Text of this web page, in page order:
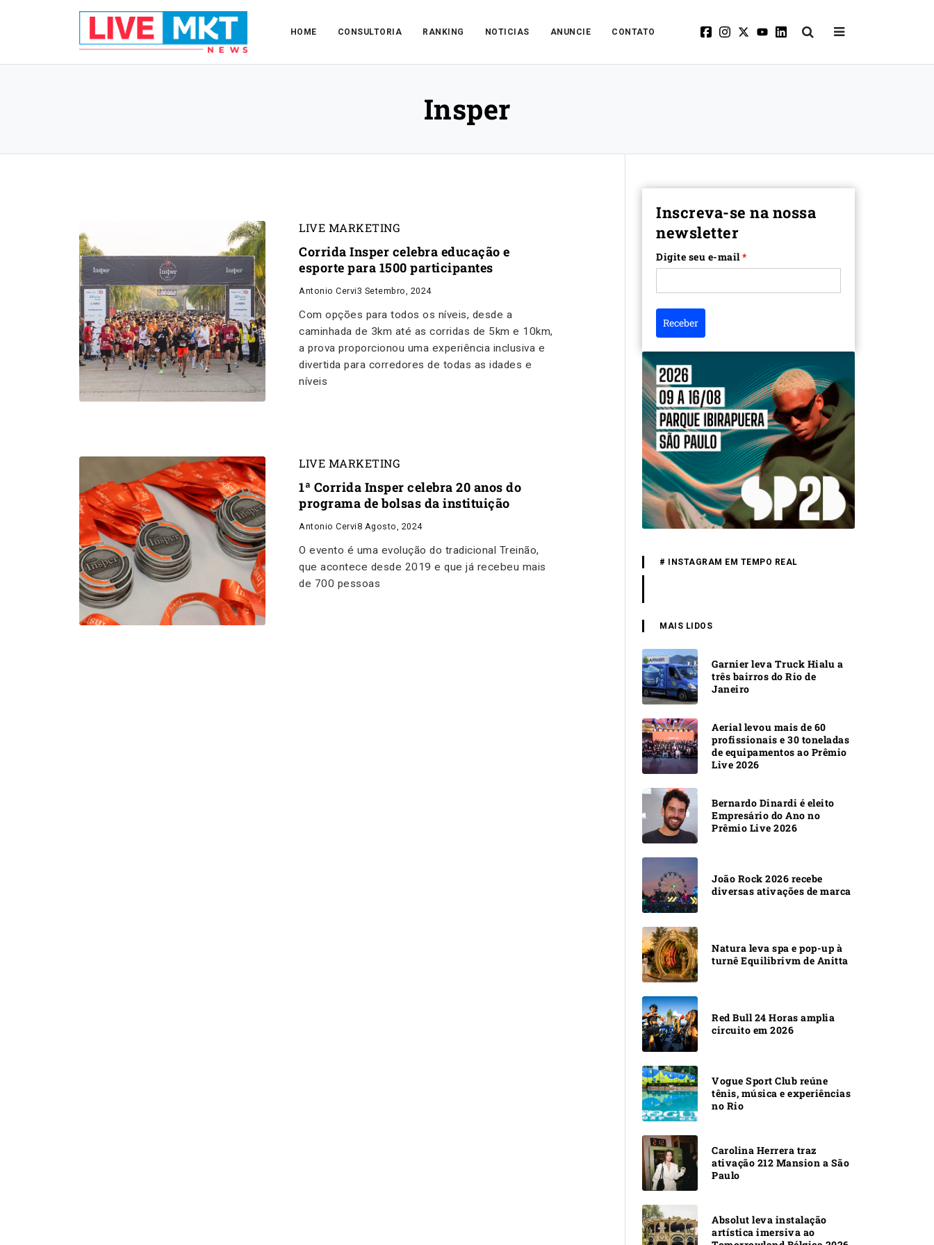
HOME CONSULTORIA RANKING NOTICIAS ANUNCIE CONTATO
Insper
LIVE MARKETING
Corrida Insper celebra educação e
esporte para 1500 participantes
Antonio Cervi3 Setembro, 2024
Com opções para todos os níveis, desde a
caminhada de 3km até as corridas de 5km e 10km,
a prova proporcionou uma experiência inclusiva e
divertida para corredores de todas as idades e
níveis
LIVE MARKETING
1ª Corrida Insper celebra 20 anos do
programa de bolsas da instituição
Antonio Cervi8 Agosto, 2024
O evento é uma evolução do tradicional Treinão,
que acontece desde 2019 e que já recebeu mais
de 700 pessoas
Inscreva-se na nossa
newsletter
Digite seu e-mail*
Receber
# INSTAGRAM EM TEMPO REAL
MAIS LIDOS
Garnier leva Truck Hialu a
três bairros do Rio de
Janeiro
Aerial levou mais de 60
profissionais e 30 toneladas
de equipamentos ao Prêmio
Live 2026
Bernardo Dinardi é eleito
Empresário do Ano no
Prêmio Live 2026
João Rock 2026 recebe
diversas ativações de marca
Natura leva spa e pop-up à
turnê Equilibrivm de Anitta
Red Bull 24 Horas amplia
circuito em 2026
Vogue Sport Club reúne
tênis, música e experiências
no Rio
Carolina Herrera traz
ativação 212 Mansion a São
Paulo
Absolut leva instalação
artística imersiva ao